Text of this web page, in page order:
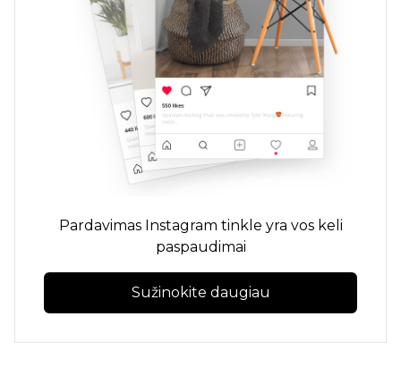
Pardavimas Instagram tinkle yra vos keli
paspaudimai
Sužinokite daugiau